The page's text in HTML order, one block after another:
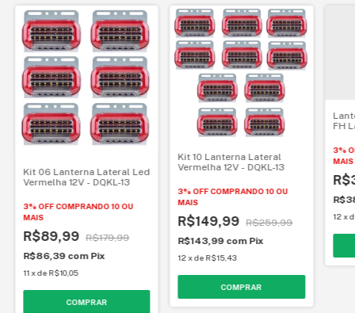
Kit 06 Lanterna Lateral Led
Vermelha 12V - DQKL-13
3% OFFCOMPRANDO 10 OU
MAIS
R$89,99 R$179,99
R$86,39 com Pix
11xdeR$10,05
Kit 10 Lanterna Lateral
Vermelha 12V - DQKL-13
3% OFFCOMPRANDO 10 OU
MAIS
R$149,99
R$259,99
R$143,99 com Pix
12 xdeR$15,43
FH
3%
MAIS
12x